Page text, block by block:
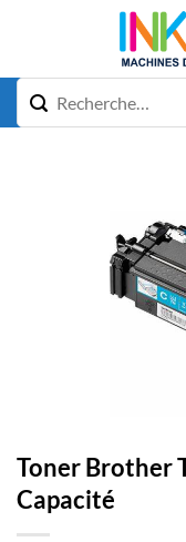
Toner Brother
Capacité